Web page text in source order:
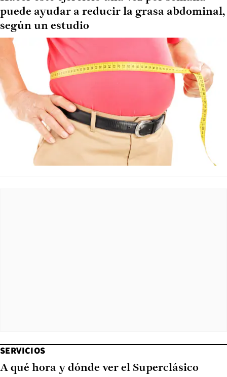
puede ayudar a reducir la grasa abdominal,
según un estudio
SERVICIOS
A qué hora y dónde ver el Superclásico